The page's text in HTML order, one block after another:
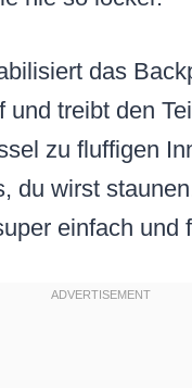
das
und treibt den
zu fluffigen
du wirst
einfach und